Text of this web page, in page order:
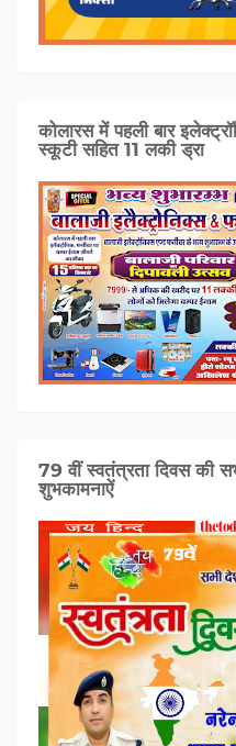
कोलारस में पहली बार
स्कूटी सहित 11 लकी ड्रा
79 वीं स्वतंत्रता दिवस की
शुभकामनाऐं